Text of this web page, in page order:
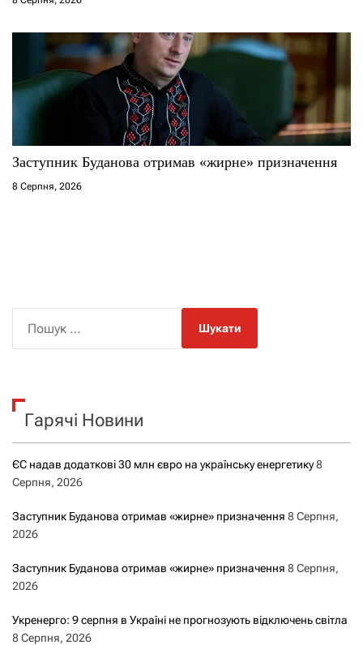
Заступник Буданова отримав «жирне» призначення
8 Серпня, 2026
к
Гарячі Новини
ЄС надав додаткові 30 млн євро на українську енергетику8
Серпня, 2026
Заступник Буданова отримав «жирне» призначення 8 Серпня,
2026
Заступник Буданова отримав «жирне» призначення 8 Серпня,
2026
Укренерго: 9 серпня в Україні не прогнозують відключень світла
8 Серпня, 2026